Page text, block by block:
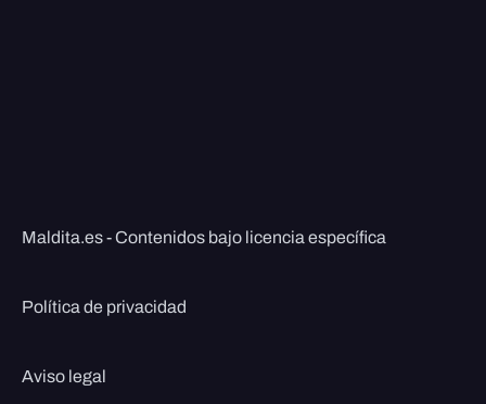
Maldita.es - Contenidos bajo licencia específica
Política de privacidad
Aviso legal